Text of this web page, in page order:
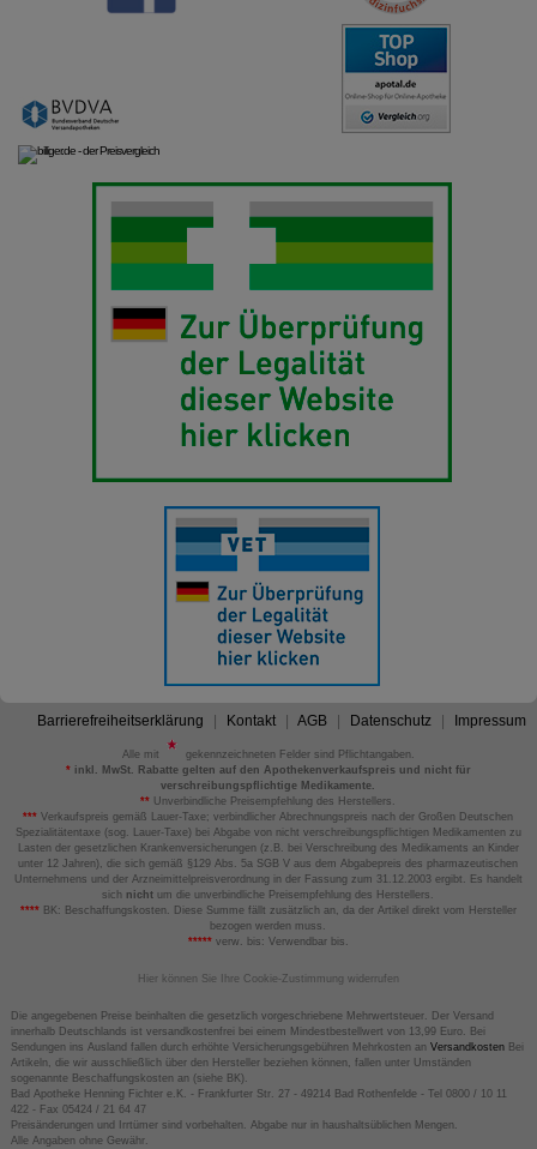
Barrierefreiheitserklärung Kontakt AGB Datenschutz Impressum
Alle mit
gekennzeichneten Felder sind Pflichtangaben.
*inkl. MwSt. Rabatte gelten auf den Apothekenverkaufspreis und nicht für
verschreibungspflichtige Medikamente.
** Unverbindliche Preisempfehlung des Herstellers.
*** Verkaufspreis gemäß Lauer-Taxe; verbindlicher Abrechnungspreis nach der Großen Deutschen
Spezialitätentaxe (sog. Lauer-Taxe) bei Abgabe von nicht verschreibungspflichtigen Medikamenten zu
Lasten der gesetzlichen Krankenversicherungen (z.B. bei Verschreibung des Medikaments an Kinder
unter 12 Jahren), die sich gemäß §129 Abs. 5a SGB V aus dem Abgabepreis des pharmazeutischen
Unternehmens und der Arzneimittelpreisverordnung in der Fassung zum 31.12.2003 ergibt. Es handelt
sich nicht um die unverbindliche Preisempfehlung des Herstellers.
****BK: Beschaffungskosten. Diese Summe fällt zusätzlich an, da der Artikel direkt vom Hersteller
bezogen werden muss.
*****verw. bis: Verwendbar bis.
Hier können Sie Ihre Cookie-Zustimmung widerrufen
Die angegebenen Preise beinhalten die gesetzlich vorgeschriebene Mehrwertsteuer. Der Versand
innerhalb Deutschlands ist versandkostenfrei bei einem Mindestbestellwert von 13,99 Euro. Bei
Sendungen ins Ausland fallen durch erhöhte Versicherungsgebühren Mehrkosten an VersandkostenBei
Artikeln, die wir ausschließlich über den Hersteller beziehen können, fallen unter Umständen
sogenannte Beschaffungskosten an (siehe BK).
Bad Apotheke Henning Fichter e.K. - Frankfurter Str. 27 - 49214 Bad Rothenfelde - Tel 0800 / 10 11
422 - Fax 05424 / 21 64 47
Preisänderungen und Irrtümer sind vorbehalten. Abgabe nur in haushaltsüblichen Mengen.
Alle Angaben ohne Gewähr.